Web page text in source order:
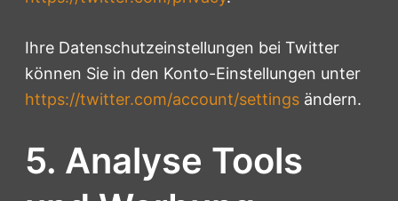
Ihre Datenschutzeinstellungen bei Twitter
können Sie in den Konto-Einstellungen unter
https://twitter.com/account/settingsändern.
5. Analyse Tools